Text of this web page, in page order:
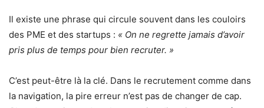
Il existe une phrase qui circule souvent dans les couloirs
des PME et des startups : « On ne regrette jamais d’avoir
pris plus de temps pour bien recruter. »
C’est peut-être là la clé. Dans le recrutement comme dans
la navigation, la pire erreur n’est pas de changer de cap.